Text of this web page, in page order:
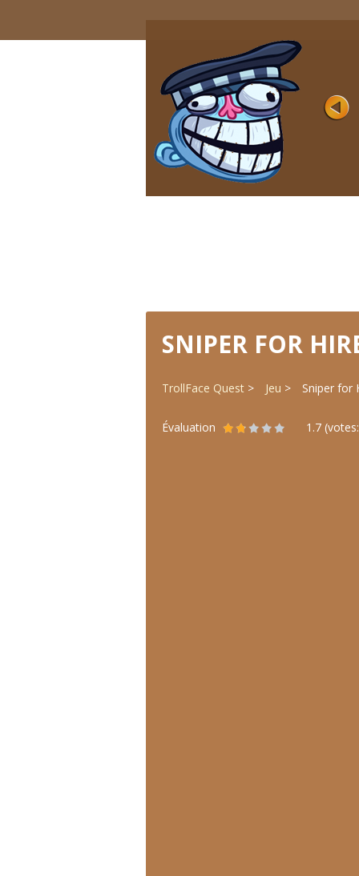
VIDEO MEMES AND TV
SHOWS
Évaluation
Joué 9K
La première partie de la parodie des
émissions de télévision préférées de
millions ...
JOUER MAINTENANT
SNIPER FOR
TrollFace Quest Jeu Sniper for
Évaluation 1.7 (votes: